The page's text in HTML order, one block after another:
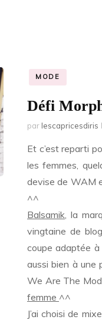
MODE
Défi
par lescapricesdiris
Et c’est reparti
les femmes,
devise de WAM
^^
Balsamik , la
vingtaine de
coupe adaptée
aussi bien à une
We Are The
femme ^^
J’ai choisi de